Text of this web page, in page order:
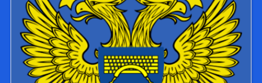
DeclassificatiNC
Turismo Progetti
Projects Missions